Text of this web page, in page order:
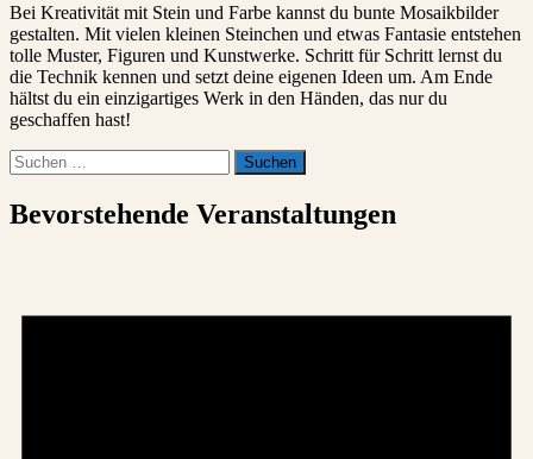
Bei Kreativität mit Stein und Farbe kannst du bunte Mosaikbilder
gestalten. Mit vielen kleinen Steinchen und etwas Fantasie entstehen
tolle Muster, Figuren und Kunstwerke. Schritt für Schritt lernst du
die Technik kennen und setzt deine eigenen Ideen um. Am Ende
hältst du ein einzigartiges Werk in den Händen, das nur du
geschaffen hast!
Suchen
nach:
Bevorstehende Veranstaltungen